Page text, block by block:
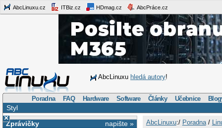
AbcLinuxu.cz ITBiz.cz HDmag.cz AbcPráce.cz
AbcLinuxu hledá autory!
Poradna FAQ Hardware Software Články Učebnice
Styl
×
napište »
Zprávičky
AbcLinuxu:/ Poradna/